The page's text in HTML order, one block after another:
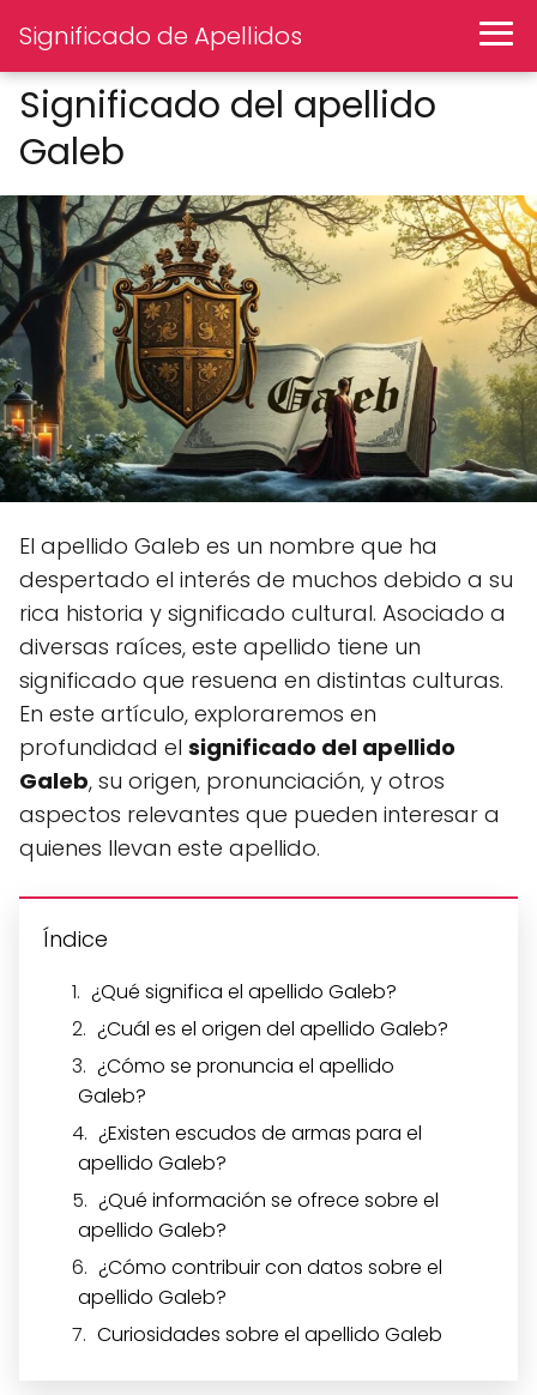
Significado de Apellidos
Significado del apellido
Galeb
El apellido Galeb es un nombre que ha
despertado el interés de muchos debido a su
rica historia y significado cultural. Asociado a
diversas raíces, este apellido tiene un
significado que resuena en distintas culturas.
En este artículo, exploraremos en
profundidad el significado del apellido
Galeb, su origen, pronunciación, y otros
aspectos relevantes que pueden interesar a
quienes llevan este apellido.
Índice
¿Qué significa el apellido Galeb?
¿Cuál es el origen del apellido Galeb?
¿Cómo se pronuncia el apellido
Galeb?
¿Existen escudos de armas para el
apellido Galeb?
¿Qué información se ofrece sobre el
apellido Galeb?
¿Cómo contribuir con datos sobre el
apellido Galeb?
Curiosidades sobre el apellido Galeb